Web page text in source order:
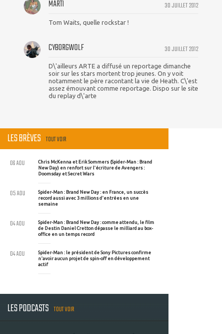
30 JUILLET 2012
MARTI
Tom Waits, quelle rockstar !
30 JUILLET 2012
CYBORGWOLF
D\'ailleurs ARTE a diffusé un reportage dimanche
soir sur les stars mortent trop jeunes. On y voit
notamment le père racontant la vie de Heath. C\'est
assez émouvant comme reportage. Dispo sur le site
du replay d\'arte
LES BRÈVES TOUT VOIR
Chris McKenna et Erik Sommers (Spider-Man : Brand
New Day) en renfort sur l'écriture de Avengers :
Doomsday et Secret Wars
06 AOU
Spider-Man : Brand New Day : en France, un succès
record aussi avec 3 millions d'entrées en une
semaine
05 AOU
Spider-Man : Brand New Day : comme attendu, le film
de Destin Daniel Cretton dépasse le milliard au box-
office en un temps record
04 AOU
Spider-Man : le président de Sony Pictures confirme
n'avoir aucun projet de spin-off en développement
actif
04 AOU
LES PODCASTS TOUT VOIR